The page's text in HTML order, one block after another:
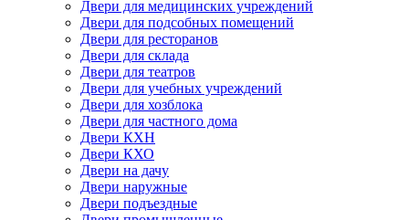
Двери для медицинских учреждений
Двери для подсобных помещений
Двери для ресторанов
Двери для склада
Двери для театров
Двери для учебных учреждений
Двери для хозблока
Двери для частного дома
Двери КХН
Двери КХО
Двери на дачу
Двери наружные
Двери подъездные